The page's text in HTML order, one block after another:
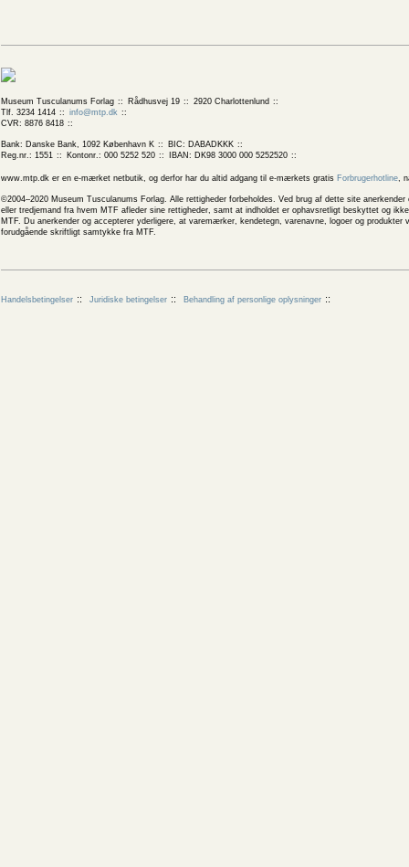
Museum Tusculanums Forlag Rådhusvej 19
2920 Charlottenlund
Tlf. 3234 1414
info@mtp.dk
CVR: 8876 8418
Bank: Danske Bank, 1092 København K
BIC: DABADKKK
Reg.nr.: 1551
Kontonr.: 000 5252 520 IBAN: DK98 3000 000 5252520
www.mtp.dk er en e-mærket netbutik, og derfor har du altid adgang til e-mærkets gratis Forbrugerhotline,
©2004–2020 Museum Tusculanums Forlag. Alle rettigheder forbeholdes. Ved brug af dette site
eller tredjemand fra hvem MTF afleder sine rettigheder, samt at indholdet er ophavsretligt beskyttet og
MTF. Du anerkender og accepterer yderligere, at varemærker, kendetegn, varenavne, logoer og
forudgående skriftligt samtykke fra MTF.
Handelsbetingelser Juridiske betingelser Behandling af personlige oplysninger